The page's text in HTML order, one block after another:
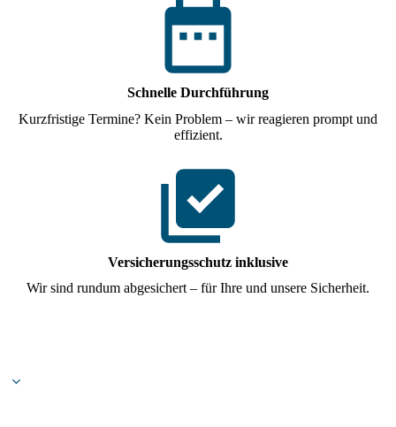
Schnelle Durchführung
Kurzfristige Termine? Kein Problem – wir reagieren prompt und
effizient.
Versicherungsschutz inklusive
Wir sind rundum abgesichert – für Ihre und unsere Sicherheit.